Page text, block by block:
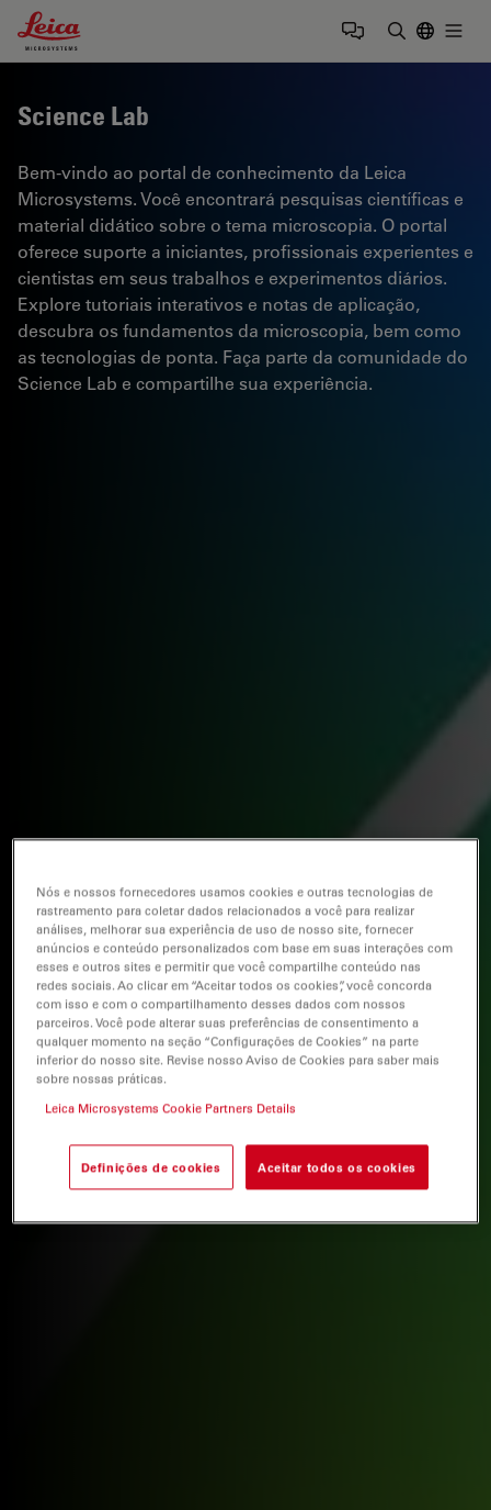
Leica Microsystems Logo
Science Lab
Bem-vindo ao portal de conhecimento da Leica
Microsystems. Você encontrará pesquisas científicas e
material didático sobre o tema microscopia. O portal
oferece suporte a iniciantes, profissionais experientes e
cientistas em seus trabalhos e experimentos diários.
Explore tutoriais interativos e notas de aplicação,
descubra os fundamentos da microscopia, bem como
as tecnologias de ponta. Faça parte da comunidade do
Science Lab e compartilhe sua experiência.
Nós e nossos fornecedores usamos cookies e outras tecnologias de
rastreamento para coletar dados relacionados a você para realizar
análises, melhorar sua experiência de uso de nosso site, fornecer
anúncios e conteúdo personalizados com base em suas interações com
esses e outros sites e permitir que você compartilhe conteúdo nas
redes sociais. Ao clicar em “Aceitar todos os cookies”, você concorda
com isso e com o compartilhamento desses dados com nossos
parceiros. Você pode alterar suas preferências de consentimento a
qualquer momento na seção “Configurações de Cookies” na parte
inferior do nosso site. Revise nosso Aviso de Cookies para saber mais
sobre nossas práticas.
Leica Microsystems Cookie Partners Details
Definições de cookies Aceitar todos os cookies